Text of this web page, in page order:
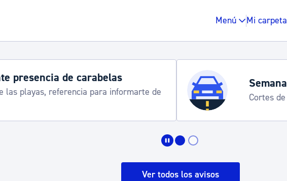
Menú Mi carpeta
presencia de carabelas
las playas, referencia para informarte de
Cortes
Ver todos los avisos